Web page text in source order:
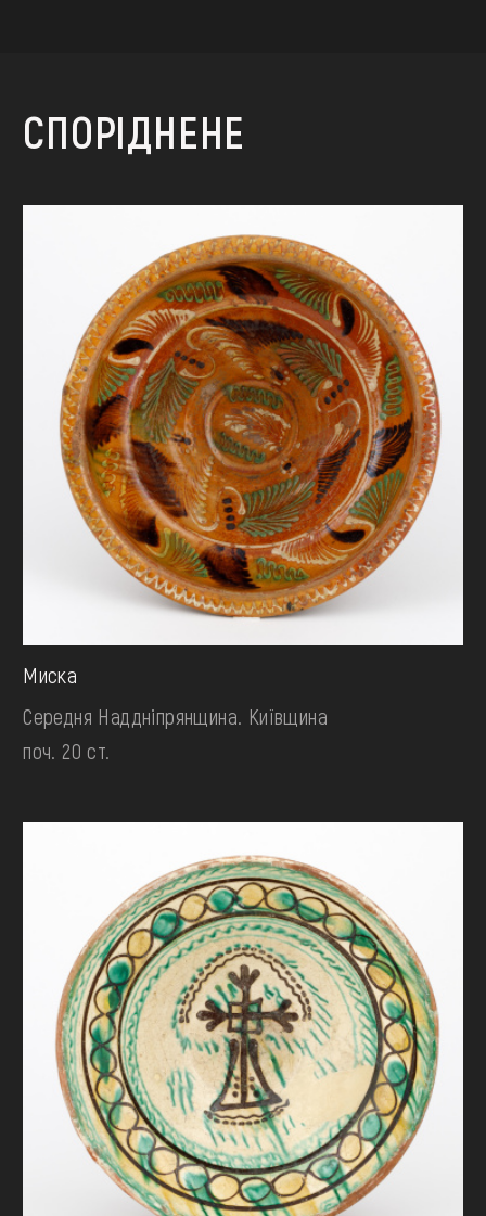
СПОРІДНЕНЕ
Миска
Середня Наддніпрянщина. Київщина
поч. 20 ст.